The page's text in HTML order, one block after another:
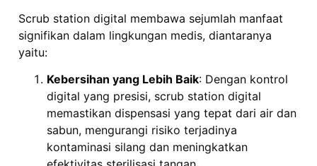
Scrub station digital membawa sejumlah manfaat
signifikan dalam lingkungan medis, diantaranya
yaitu:
Kebersihan yang Lebih Baik: Dengan kontrol
digital yang presisi, scrub station digital
memastikan dispensasi yang tepat dari air dan
sabun, mengurangi risiko terjadinya
kontaminasi silang dan meningkatkan